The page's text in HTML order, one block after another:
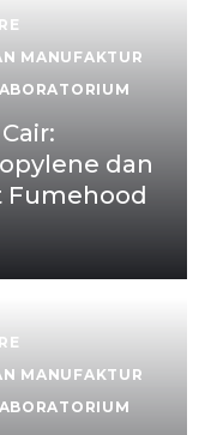
MANUFAKTUR
dan
Fumehood
MANUFAKTUR